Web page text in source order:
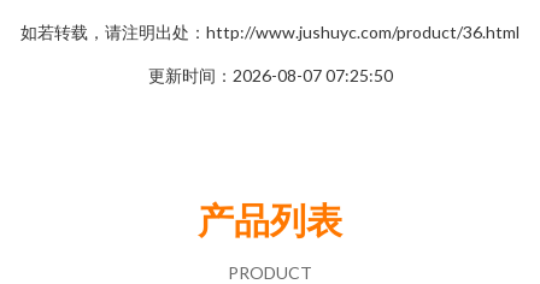
如若转载，请注明出处：http://www.jushuyc.com/product/36.html
更新时间：2026-08-07 07:25:50
产品列表
PRODUCT